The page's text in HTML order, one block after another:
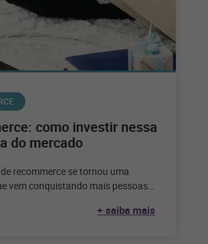
como investir nessa
do mercado
recommerce se tornou uma
vem conquistando mais pessoas
+ saiba mais